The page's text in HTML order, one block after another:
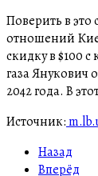
Поверить в
отношений
скидку в $100
газа Янукович
2042 года. В
Источник:
Назад
Вперёд